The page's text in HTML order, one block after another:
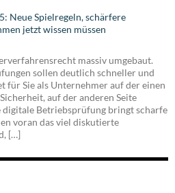
Neue Spielregeln, schärfere
jetzt wissen müssen
massiv umgebaut.
sollen deutlich schneller und
für Sie als Unternehmer auf der einen
auf der anderen Seite
Betriebsprüfung bringt scharfe
voran das viel diskutierte
[…]